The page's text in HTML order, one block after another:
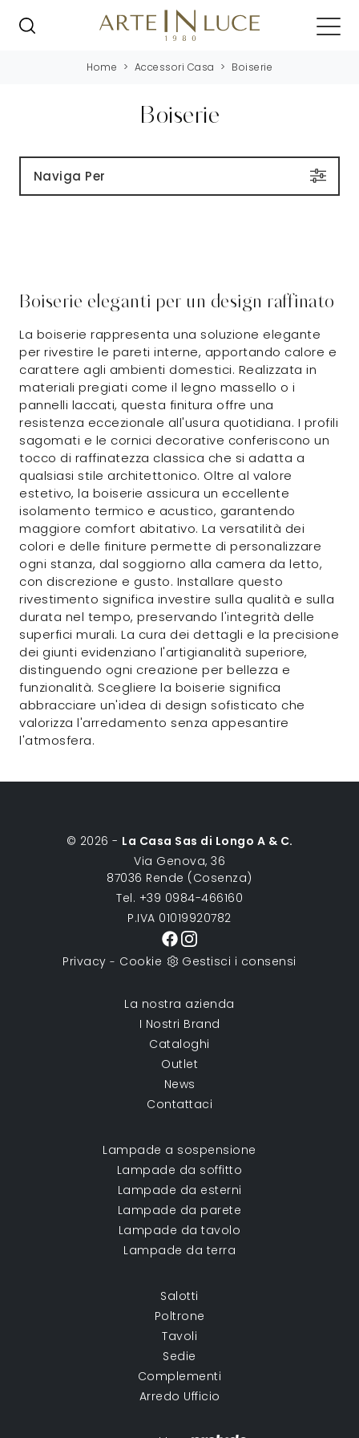
Home > Accessori Casa > Boiserie
Boiserie
Naviga Per
Boiserie eleganti per un design raffinato
La boiserie rappresenta una soluzione elegante
per rivestire le pareti interne, apportando calore e
carattere agli ambienti domestici. Realizzata in
materiali pregiati come il legno massello o i
pannelli laccati, questa finitura offre una
resistenza eccezionale all'usura quotidiana. I profili
sagomati e le cornici decorative conferiscono un
tocco di raffinatezza classica che si adatta a
qualsiasi stile architettonico. Oltre al valore
estetivo, la boiserie assicura un eccellente
isolamento termico e acustico, garantendo
maggiore comfort abitativo. La versatilità dei
colori e delle finiture permette di personalizzare
ogni stanza, dal soggiorno alla camera da letto,
con discrezione e gusto. Installare questo
rivestimento significa investire sulla qualità e sulla
durata nel tempo, preservando l'integrità delle
superfici murali. La cura dei dettagli e la precisione
dei giunti evidenziano l'artigianalità superiore,
distinguendo ogni creazione per bellezza e
funzionalità. Scegliere la boiserie significa
abbracciare un'idea di design sofisticato che
valorizza l'arredamento senza appesantire
l'atmosfera.
© 2026 - La Casa Sas di Longo A & C.
Via Genova, 36
87036 Rende (Cosenza)
Tel. +39 0984-466160
P.IVA 01019920782
Privacy - Cookie Gestisci i consensi
La nostra azienda
I Nostri Brand
Cataloghi
Outlet
News
Contattaci
Lampade a sospensione
Lampade da soffitto
Lampade da esterni
Lampade da parete
Lampade da tavolo
Lampade da terra
Salotti
Poltrone
Tavoli
Sedie
Complementi
Arredo Ufficio